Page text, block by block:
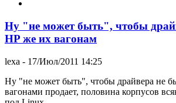
Ну "не может быть", чтобы
HP же их вагонам
lexa - 17/Июл/2011 14:25
Ну "не может быть", чтобы драйвера не
вагонами продает, половина корпусов